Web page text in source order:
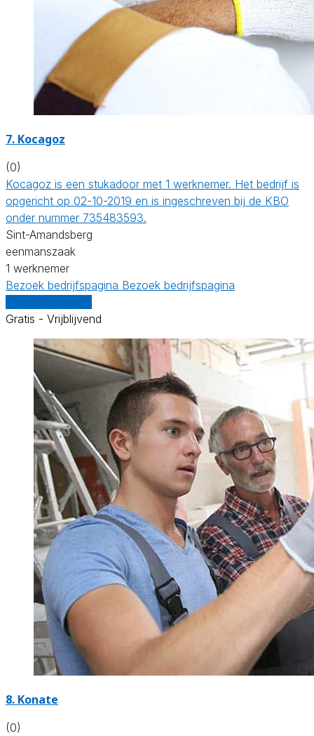
7. Kocagoz
(0)
Kocagoz is een stukadoor met 1 werknemer. Het bedrijf is
opgericht op 02-10-2019 en is ingeschreven bij de KBO
onder nummer 735483593.
Sint-Amandsberg
eenmanszaak
1 werknemer
Bezoek bedrijfspagina Bezoek bedrijfspagina
Gratis - Vrijblijvend
8. Konate
(0)